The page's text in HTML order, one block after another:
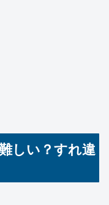
しい？すれ違